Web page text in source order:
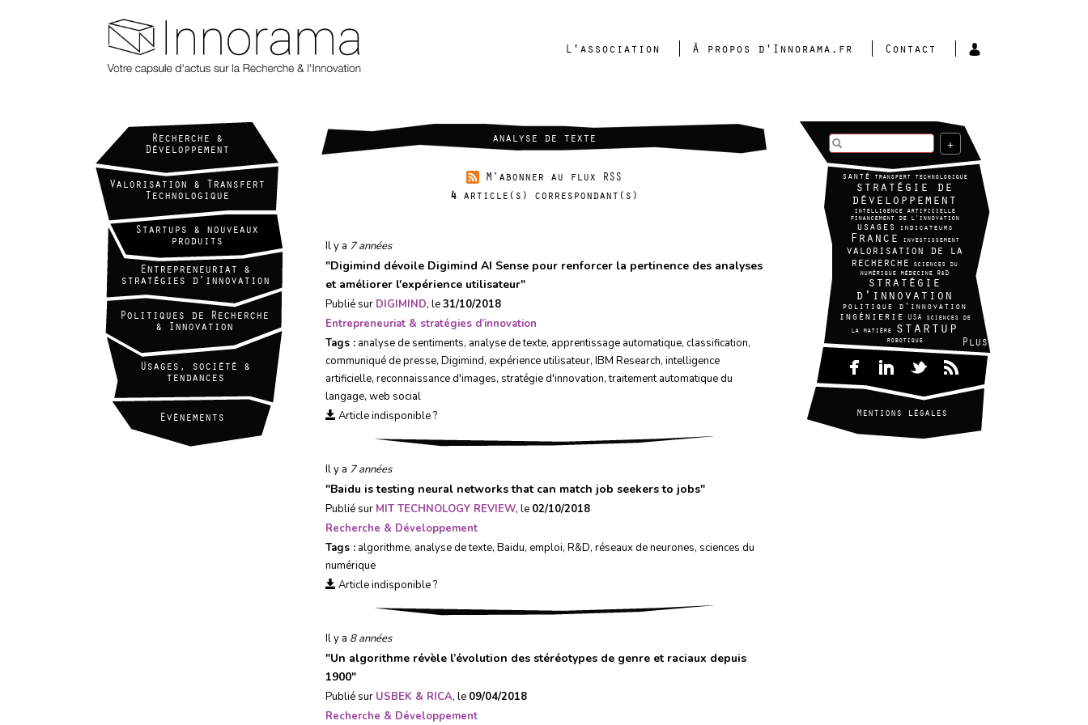
L'association À propos d'Innorama.fr Contact
Recherche &
Développement
Valorisation & Transfert
Technologique
Startups & nouveaux
produits
Entrepreneuriat &
stratégies d’innovation
Politiques de Recherche
& Innovation
Usages, société &
tendances
Evénements
+
santé transfert technologique
stratégie de
développement
intelligence artificielle
financement de l'innovation
usages indicateurs
France investissement
valorisation de la
recherche
sciences du
numérique médecine R&D
stratégie
d'innovation
politique d'innovation
ingénierie USA
sciences de
la matière
startup
robotique Plus
Mentions légales
analyse de texte
M'abonner au flux RSS
4 article(s) correspondant(s)
Il y a 7 années
"Digimind dévoile Digimind AI Sense pour renforcer la pertinence des analyses
et améliorer l'expérience utilisateur"
Publié sur DIGIMIND, le31/10/2018
Entrepreneuriat & stratégies d’innovation
Tags : analyse de sentiments, analyse de texte, apprentissage automatique, classification,
communiqué de presse, Digimind, expérience utilisateur, IBM Research, intelligence
artificielle, reconnaissance d'images, stratégie d'innovation,traitement automatique du
langage, web social
Article indisponible ?
Il y a 7 années
"Baidu is testing neural networks that can match job seekers to jobs"
Publié sur MIT TECHNOLOGY REVIEW, le 02/10/2018
Recherche & Développement
Tags : algorithme, analyse de texte, Baidu, emploi, R&D, réseaux de neurones, sciences du
numérique
Article indisponible ?
Il y a 8 années
"Un algorithme révèle l’évolution des stéréotypes de genre et raciaux depuis
1900"
Publié sur USBEK & RICA, le 09/04/2018
Recherche & Développement